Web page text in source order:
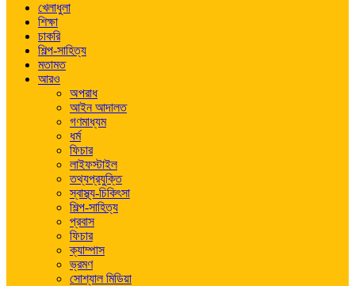
খেলাধুলা
শিক্ষা
চাকরি
শিল্প-সাহিত্য
মতামত
আরও
অপরাধ
আইন আদালত
গণমাধ্যম
ধর্ম
ফিচার
লাইফস্টাইল
তথ্যপ্রযুক্তি
স্বাস্থ্য-চিকিৎসা
শিল্প-সাহিত্য
প্রবাস
ফিচার
ক্যাম্পাস
ভ্রমণ
সোশ্যাল মিডিয়া